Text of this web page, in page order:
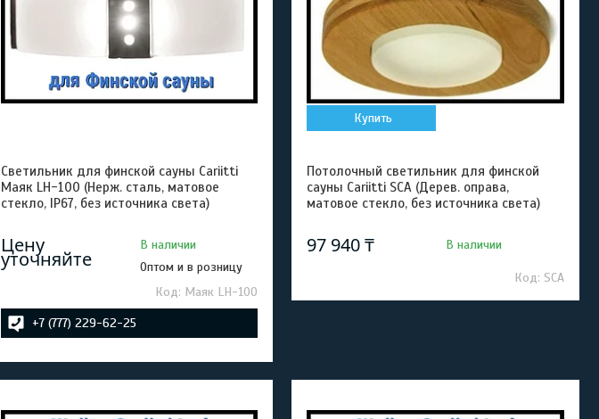
Светильник для финской сауны Cariitti
Маяк LH-100 (Нерж. сталь, матовое
стекло, IP67, без источника света)
Цену
уточняйте
В наличии
Оптом и в розницу
Маяк LH-100
+7 (777) 229-62-25
Купить
Потолочный светильник для финской
сауны Cariitti SCA (Дерев. оправа,
матовое стекло, без источника света)
97 940 ₸ В наличии
SCA